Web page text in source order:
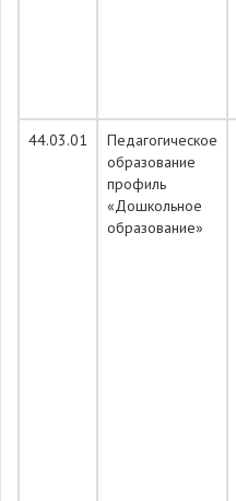
44.03.01
Педагогическое
образование
профиль
«Дошкольное
образование»